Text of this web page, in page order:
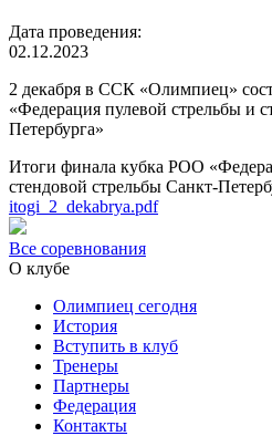
Дата проведения:
02.12.2023
2 декабря в ССК «Олимпиец»
«Федерация пулевой стрельбы и
Петербурга»
Итоги финала кубка РОО
стендовой стрельбы Санкт-
itogi_2_dekabrya.pdf
Все соревнования
О клубе
Олимпиец сегодня
История
Вступить в клуб
Тренеры
Партнеры
Федерация
Контакты